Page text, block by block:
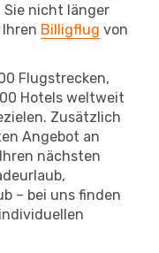
Sie nicht länger
Billigflug von
Flugstrecken,
Hotels weltweit
Zusätzlich
Angebot an
nächsten
– bei uns finden